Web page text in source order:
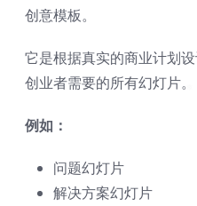
创意模板。
它是根据真实的商业计划
创业者需要的所有幻灯片。
例如：
问题幻灯片
解决方案幻灯片